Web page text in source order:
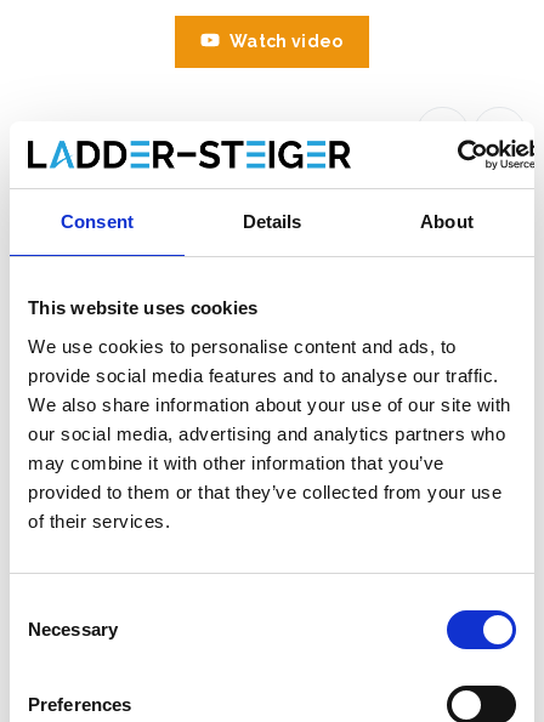
Consent Details About
This website uses cookies
We use cookies to personalise content and ads, to
provide social media features and to analyse our traffic.
We also share information about your use of our site with
our social media, advertising and analytics partners who
may combine it with other information that you’ve
provided to them or that they’ve collected from your use
of their services.
Selection
Necessary
Preferences
Watch video
SGS Edge Dachrandsicherung
Transport- und Lagergestell
€1.050,28 €1.210,00 Inkl. MwSt
Versand innerhalb 1-3 Arbeitstagen oder abholen im
Etten-Leur (NL) oder Krommenie (NL)
Zum Angebot hinzufügen